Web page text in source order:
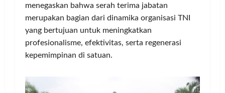
menegaskan bahwa serah terima jabatan
merupakan bagian dari dinamika organisasi TNI
yang bertujuan untuk meningkatkan
profesionalisme, efektivitas, serta regenerasi
kepemimpinan di satuan.